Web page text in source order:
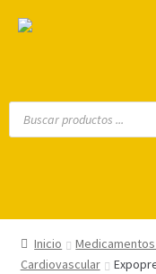
Inicio
Cardiovascular